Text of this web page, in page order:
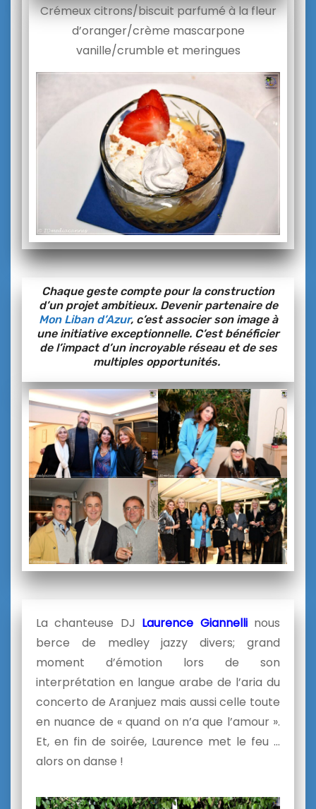
Crémeux citrons/biscuit parfumé à la fleur
d’oranger/crème mascarpone
vanille/crumble et meringues
Chaque geste compte pour la construction
d’un projet ambitieux. Devenir partenaire de
Mon Liban d’Azur, c’est associer son image à
une initiative exceptionnelle. C’est bénéficier
de l’impact d’un incroyable réseau et de ses
multiples opportunités.
La chanteuse DJ Laurence Giannelli nous
berce de medley jazzy divers; grand
moment d’émotion lors de son
interprétation en langue arabe de l’aria du
concerto de Aranjuez mais aussi celle toute
en nuance de « quand on n’a que l’amour ».
Et, en fin de soirée, Laurence met le feu …
alors on danse !